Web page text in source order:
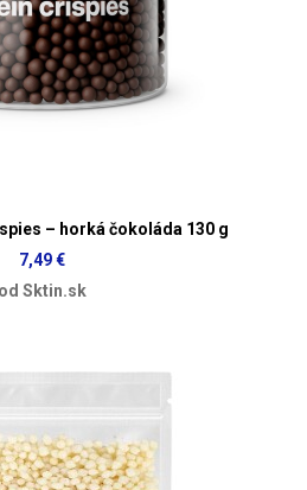
– horká čokoláda 130 g
7,49 €
od Sktin.sk